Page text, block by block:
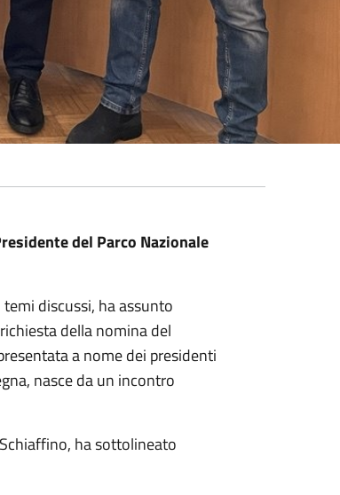
del Parco Nazionale
discussi, ha assunto
della nomina del
a nome dei presidenti
nasce da un incontro
ha sottolineato